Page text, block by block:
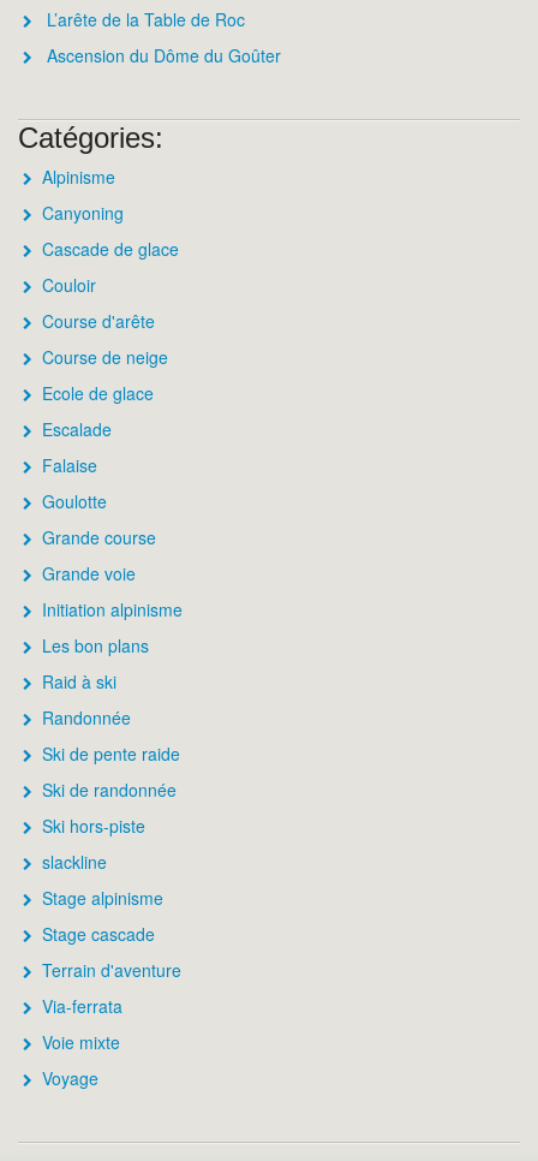
L’arête de la Table de Roc
Ascension du Dôme du Goûter
Catégories:
Alpinisme
Canyoning
Cascade de glace
Couloir
Course d'arête
Course de neige
Ecole de glace
Escalade
Falaise
Goulotte
Grande course
Grande voie
Initiation alpinisme
Les bon plans
Raid à ski
Randonnée
Ski de pente raide
Ski de randonnée
Ski hors-piste
slackline
Stage alpinisme
Stage cascade
Terrain d'aventure
Via-ferrata
Voie mixte
Voyage